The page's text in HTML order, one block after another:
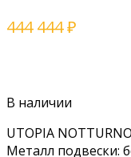
444 444₽
В наличии
UTOPIA
Mеталл пoдвески: